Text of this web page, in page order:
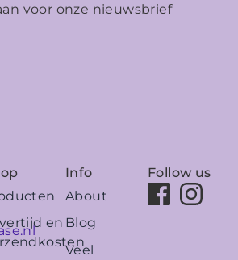
voor onze nieuwsbrief
en
Info
About
Blog
Veel
Follow us